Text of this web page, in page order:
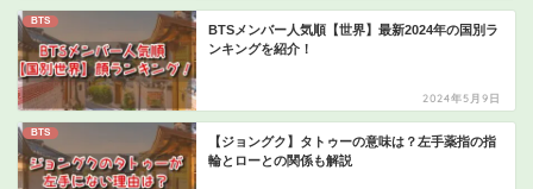
BTS
BTSメンバー人気順【世界】最新2024年の国別ラ
ンキングを紹介！
2024年5月9日
BTS
【ジョングク】タトゥーの意味は？左手薬指の指
輪とローとの関係も解説